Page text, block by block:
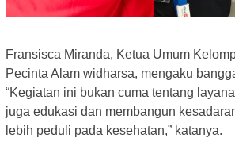
Fransisca Miranda, Ketua Umum
Pecinta Alam widharsa, mengaku
“Kegiatan ini bukan cuma tentang
juga edukasi dan membangun
lebih peduli pada kesehatan,” katanya.